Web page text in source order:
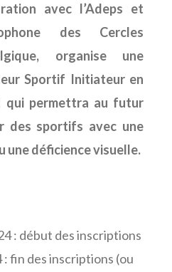
avec l’Adeps et
des Cercles
organise une
Sportif Initiateur en
qui permettra au futur
des sportifs avec une
une déficience visuelle.
: début des inscriptions
fin des inscriptions (ou